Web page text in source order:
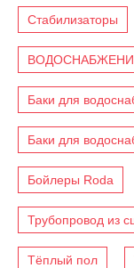
Стабилизаторы
Баки для
Баки для
Бойлеры Roda
Трубопровод из
Тёплый пол